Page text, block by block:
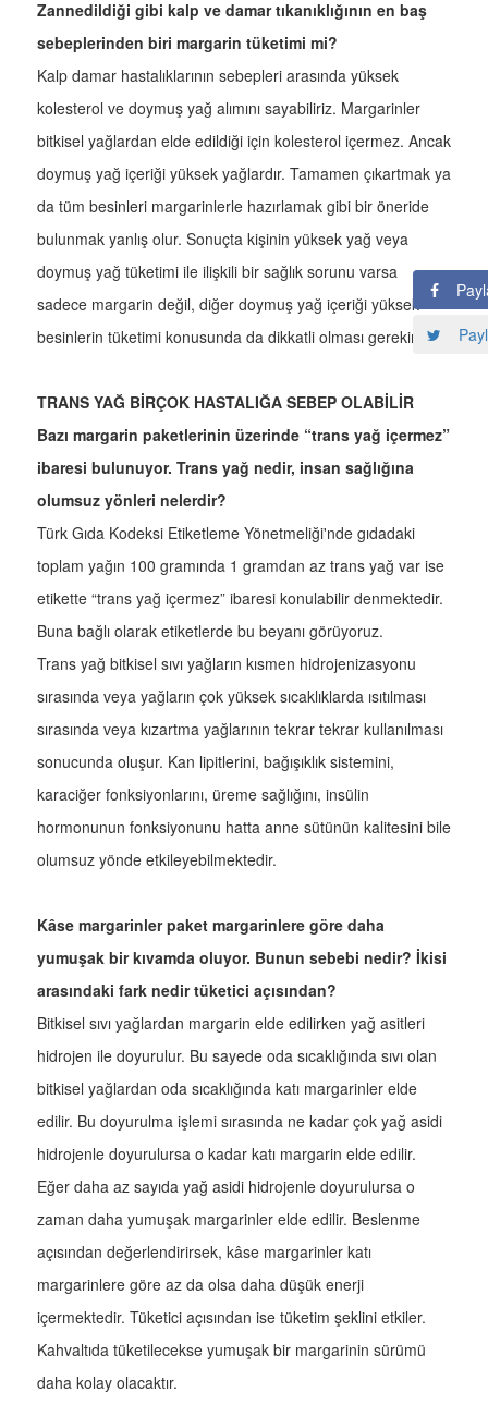
Zannedildiği gibi kalp ve damar tıkanıklığının en baş
sebeplerinden biri margarin tüketimi mi?
Kalp damar hastalıklarının sebepleri arasında yüksek
kolesterol ve doymuş yağ alımını sayabiliriz. Margarinler
bitkisel yağlardan elde edildiği için kolesterol içermez. Ancak
doymuş yağ içeriği yüksek yağlardır. Tamamen çıkartmak ya
da tüm besinleri margarinlerle hazırlamak gibi bir öneride
bulunmak yanlış olur. Sonuçta kişinin yüksek yağ veya
doymuş yağ tüketimi ile ilişkili bir sağlık sorunu varsa
sadece margarin değil, diğer doymuş yağ içeriği yüksek
besinlerin tüketimi konusunda da dikkatli olması gerekir.
TRANS YAĞ BİRÇOK HASTALIĞA SEBEP OLABİLİR
Bazı margarin paketlerinin üzerinde “trans yağ içermez”
ibaresi bulunuyor. Trans yağ nedir, insan sağlığına
olumsuz yönleri nelerdir?
Türk Gıda Kodeksi Etiketleme Yönetmeliği'nde gıdadaki
toplam yağın 100 gramında 1 gramdan az trans yağ var ise
etikette “trans yağ içermez” ibaresi konulabilir denmektedir.
Buna bağlı olarak etiketlerde bu beyanı görüyoruz.
Trans yağ bitkisel sıvı yağların kısmen hidrojenizasyonu
sırasında veya yağların çok yüksek sıcaklıklarda ısıtılması
sırasında veya kızartma yağlarının tekrar tekrar kullanılması
sonucunda oluşur. Kan lipitlerini, bağışıklık sistemini,
karaciğer fonksiyonlarını, üreme sağlığını, insülin
hormonunun fonksiyonunu hatta anne sütünün kalitesini bile
olumsuz yönde etkileyebilmektedir.
Kâse margarinler paket margarinlere göre daha
yumuşak bir kıvamda oluyor. Bunun sebebi nedir? İkisi
arasındaki fark nedir tüketici açısından?
Bitkisel sıvı yağlardan margarin elde edilirken yağ asitleri
hidrojen ile doyurulur. Bu sayede oda sıcaklığında sıvı olan
bitkisel yağlardan oda sıcaklığında katı margarinler elde
edilir. Bu doyurulma işlemi sırasında ne kadar çok yağ asidi
hidrojenle doyurulursa o kadar katı margarin elde edilir.
Eğer daha az sayıda yağ asidi hidrojenle doyurulursa o
zaman daha yumuşak margarinler elde edilir. Beslenme
açısından değerlendirirsek, kâse margarinler katı
margarinlere göre az da olsa daha düşük enerji
içermektedir. Tüketici açısından ise tüketim şeklini etkiler.
Kahvaltıda tüketilecekse yumuşak bir margarinin sürümü
daha kolay olacaktır.